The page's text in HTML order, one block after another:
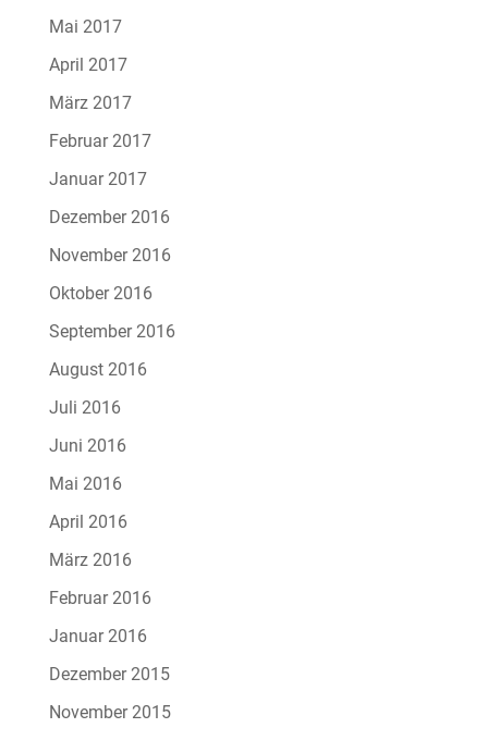
Mai 2017
April 2017
März 2017
Februar 2017
Januar 2017
Dezember 2016
November 2016
Oktober 2016
September 2016
August 2016
Juli 2016
Juni 2016
Mai 2016
April 2016
März 2016
Februar 2016
Januar 2016
Dezember 2015
November 2015